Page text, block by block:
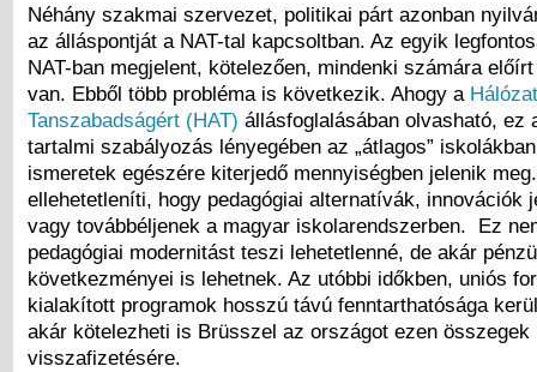
Néhány szakmai szervezet, politikai párt azonban
az álláspontját a NAT-tal kapcsoltban. Az egyik
NAT-ban megjelent, kötelezően, mindenki számára
van. Ebből több probléma is következik. Ahogy a
Tanszabadságért (HAT) állásfoglalásában olvasható, ez
tartalmi szabályozás lényegében az „átlagos”
ismeretek egészére kiterjedő mennyiségben jelenik
ellehetetleníti, hogy pedagógiai alternatívák, innovációk
vagy továbbéljenek a magyar iskolarendszerben. Ez
pedagógiai modernitást teszi lehetetlenné, de akár
következményei is lehetnek. Az utóbbi időkben, uniós
kialakított programok hosszú távú fenntarthatósága
akár kötelezheti is Brüsszel az országot ezen összegek
visszafizetésére.